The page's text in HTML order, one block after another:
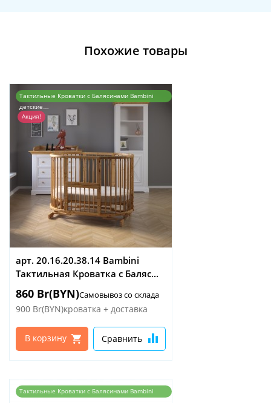
Похожие товары
Тактильные Кроватки с Балясинами Bambini
детские…
Акция!
арт. 20.16.20.38.14 Bambini
Тактильная Кроватка с Баляс...
860 Br(BYN)Самовывоз со склада
900 Br(BYN)кроватка + доставка
В корзину Сравнить
Тактильные Кроватки с Балясинами Bambini